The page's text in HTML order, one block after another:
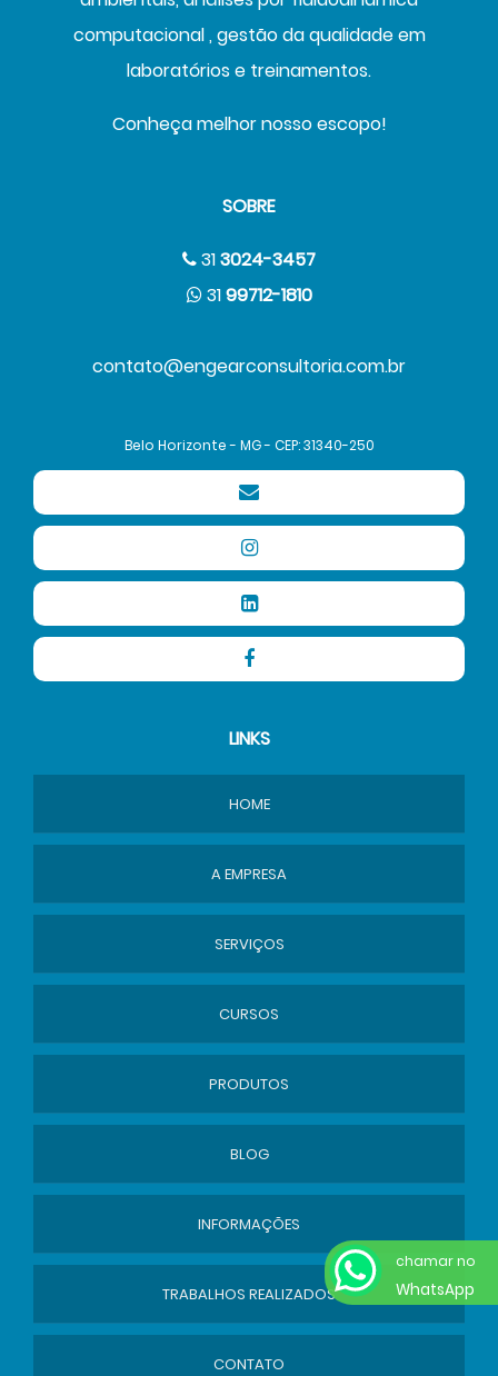
computacional , gestão da qualidade em
laboratórios e treinamentos.
Conheça melhor nosso escopo!
SOBRE
313024-3457
3199712-1810
contato@engearconsultoria.com.br
Belo Horizonte - MG - CEP: 31340-250
LINKS
HOME
A EMPRESA
SERVIÇOS
CURSOS
PRODUTOS
BLOG
INFORMAÇÕES
TRABALHOS REALIZADOS
CONTATO
chamar no
WhatsApp